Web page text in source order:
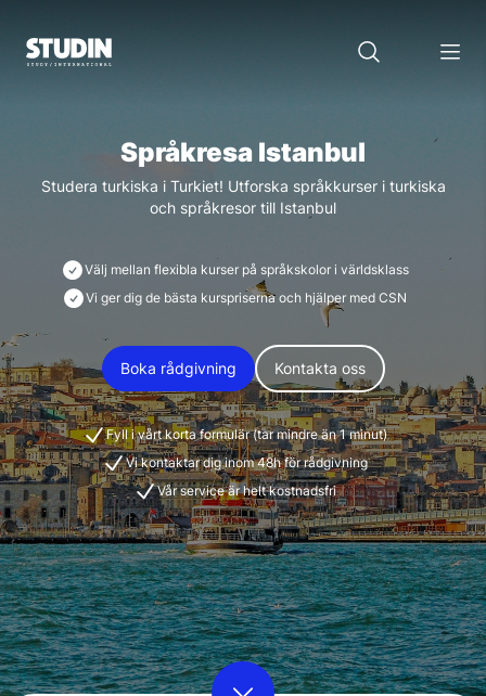
Språkresa Istanbul
Studera turkiska i Turkiet! Utforska språkkurser i turkiska
och språkresor till Istanbul
Välj mellan flexibla kurser på språkskolor i världsklass
Vi ger dig de bästa kurspriserna och hjälper med CSN
Boka rådgivning Kontakta oss
Fyll i vårt korta formulär (tar mindre än 1 minut)
Vi kontaktar dig inom 48h för rådgivning
Vår service är helt kostnadsfri